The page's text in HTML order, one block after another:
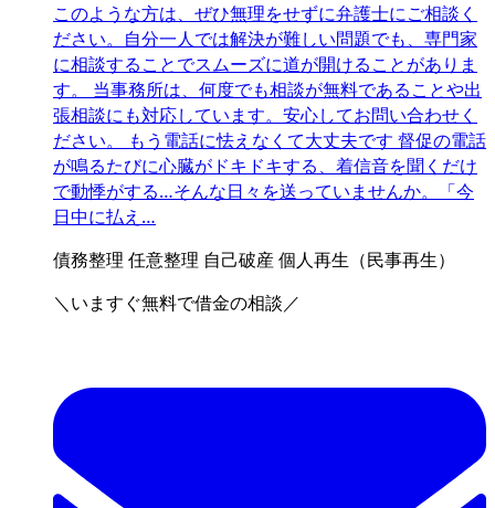
このような方は、ぜひ無理をせずに弁護士にご相談く
ださい。自分一人では解決が難しい問題でも、専門家
に相談することでスムーズに道が開けることがありま
す。 当事務所は、何度でも相談が無料であることや出
張相談にも対応しています。安心してお問い合わせく
ださい。 もう電話に怯えなくて大丈夫です 督促の電話
が鳴るたびに心臓がドキドキする、着信音を聞くだけ
で動悸がする…そんな日々を送っていませんか。「今
日中に払え…
債務整理 任意整理 自己破産個人再生（民事再生）
＼いますぐ無料で借金の相談／